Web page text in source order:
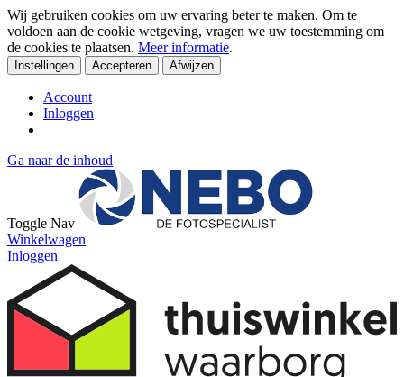
Wij gebruiken cookies om uw ervaring beter te maken. Om te
voldoen aan de cookie wetgeving, vragen we uw toestemming om
de cookies te plaatsen. Meer informatie.
Instellingen Accepteren Afwijzen
Account
Inloggen
Ga naar de inhoud
Toggle Nav
Winkelwagen
Inloggen